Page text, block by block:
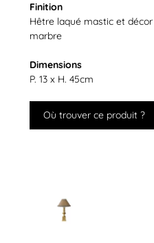
Finition
Hêtre laqué mastic et
marbre
Dimensions
P. 13 x H. 45cm
Où trouver ce produit ?